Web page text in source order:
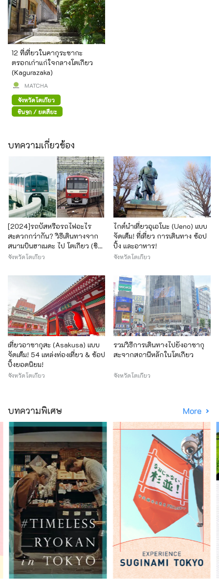
12 ที่เที่ยวในคากุระซากะ
ตรอกเก่าแก่ใจกลางโตเกียว
(Kagurazaka)
MATCHA
จังหวัดโตเกียว
ชินจูกุ / ยตสึยะ
บทความเกี่ยวข้อง
[2024]รถบัสหรือรถไฟอะไร
สะดวกกว่ากัน? วิธีเดินทางจาก
สนามบินฮาเนดะ ไป โตเกียว (ชิน
จูกุ ชิบูย่า อาซากุสะ อุเอโนะ)
จังหวัดโตเกียว
ไกด์นำเที่ยวอุเอโนะ (Ueno) แบบ
จัดเต็ม! ที่เที่ยว การเดินทาง ช้อป
ปิ้ง และอาหาร!
จังหวัดโตเกียว
เที่ยวอาซากุสะ (Asakusa) แบบ
จัดเต็ม! 54 แหล่งท่องเที่ยว & ช้อป
ปิ้งยอดนิยม!
จังหวัดโตเกียว
รวมวิธีการเดินทางไปยังอาซากุ
สะจากสถานีหลักในโตเกียว
จังหวัดโตเกียว
บทความพิเศษ More